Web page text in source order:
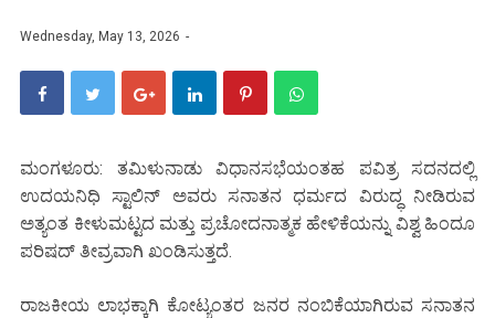
Wednesday, May 13, 2026
ಮಂಗಳೂರು: ತಮಿಳುನಾಡು ವಿಧಾನಸಭೆಯಂತಹ ಪವಿತ್ರ ಸದನದಲ್ಲಿ
ಉದಯನಿಧಿ ಸ್ಟಾಲಿನ್ ಅವರು ಸನಾತನ ಧರ್ಮದ ವಿರುದ್ಧ ನೀಡಿರುವ
ಅತ್ಯಂತ ಕೀಳುಮಟ್ಟದ ಮತ್ತು ಪ್ರಚೋದನಾತ್ಮಕ ಹೇಳಿಕೆಯನ್ನು ವಿಶ್ವ ಹಿಂದೂ
ಪರಿಷದ್ ತೀವ್ರವಾಗಿ ಖಂಡಿಸುತ್ತದೆ.
ರಾಜಕೀಯ ಲಾಭಕ್ಕಾಗಿ ಕೋಟ್ಯಂತರ ಜನರ ನಂಬಿಕೆಯಾಗಿರುವ ಸನಾತನ